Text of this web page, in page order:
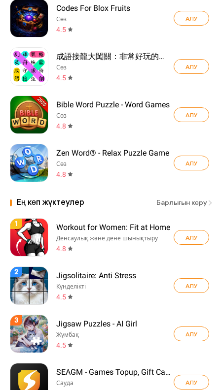
Codes For Blox Fruits
Сөз
4.5
АЛУ
成語接龍大闖關：非常好玩的單機益智小遊戲
Сөз
4.5
АЛУ
Bible Word Puzzle - Word Games
Сөз
4.8
АЛУ
Zen Word® - Relax Puzzle Game
Сөз
4.8
АЛУ
Ең көп жүктеулер Барлығын көру
1 Workout for Women: Fit at Home
Денсаулық және дене шынықтыру
4.8
АЛУ
2 Jigsolitaire: Anti Stress
Күнделікті
4.5
АЛУ
3 Jigsaw Puzzles - AI Girl
Жұмбақ
4.5
АЛУ
SEAGM - Games Topup, Gift Card
Сауда АЛУ